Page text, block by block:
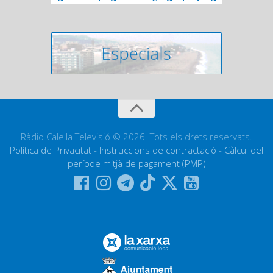
Ràdio Calella Televisió © 2026. Tots els drets reservats.
Política de Privacitat - Instruccions de contractació - Càlcul del
període mitjà de pagament (PMP)